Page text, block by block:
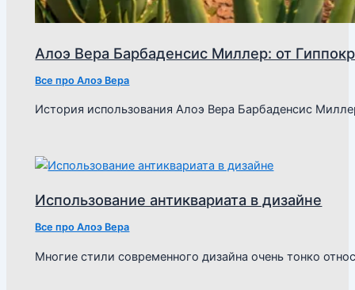
Алоэ Вера Барбаденсис Миллер: от
Все про Алоэ Вера
История использования Алоэ Вера Барбаденсис
Использование антиквариата в дизайне
Все про Алоэ Вера
Многие стили современного дизайна очень тонко